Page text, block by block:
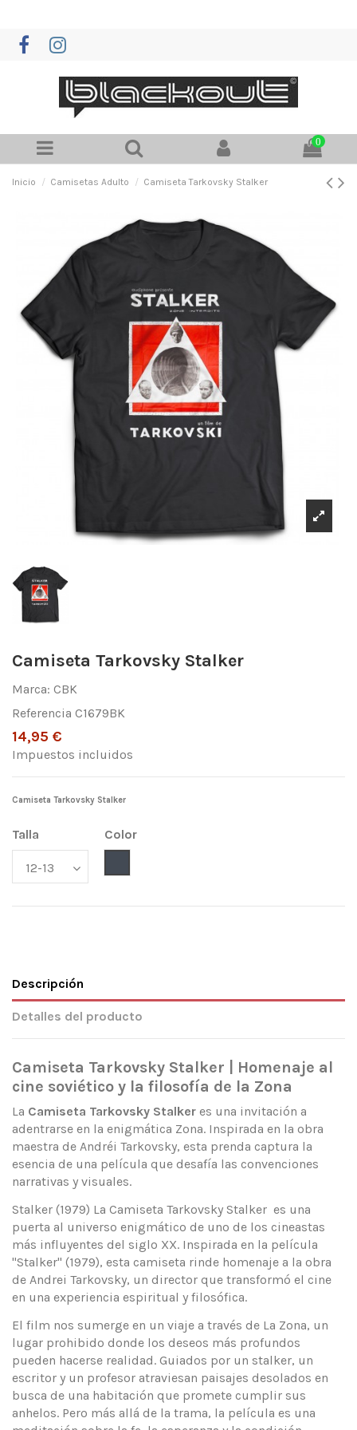
0
Inicio Camisetas Adulto Camiseta Tarkovsky Stalker
Camiseta Tarkovsky Stalker
Marca: CBK
Referencia C1679BK
14,95 €
Impuestos incluidos
Camiseta Tarkovsky Stalker
Talla
Color
Descripción
Detalles del producto
Camiseta Tarkovsky Stalker | Homenaje al
cine soviético y la filosofía de la Zona
La Camiseta Tarkovsky Stalker es una invitación a
adentrarse en la enigmática Zona. Inspirada en la obra
maestra de Andréi Tarkovsky, esta prenda captura la
esencia de una película que desafía las convenciones
narrativas y visuales.
Stalker (1979) La Camiseta Tarkovsky Stalker es una
puerta al universo enigmático de uno de los cineastas
más influyentes del siglo XX. Inspirada en la película
"Stalker" (1979), esta camiseta rinde homenaje a la obra
de Andrei Tarkovsky, un director que transformó el cine
en una experiencia espiritual y filosófica.
El film nos sumerge en un viaje a través de La Zona, un
lugar prohibido donde los deseos más profundos
pueden hacerse realidad. Guiados por un stalker, un
escritor y un profesor atraviesan paisajes desolados en
busca de una habitación que promete cumplir sus
anhelos. Pero más allá de la trama, la película es una